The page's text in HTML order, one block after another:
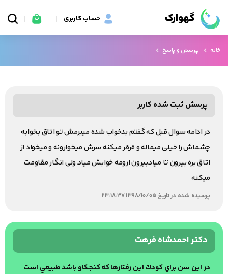
گهوارک حساب کاربری
خانه پرسش و پاسخ
پرسش ثبت شده کاربر
در ادامه سوال قبل که گفتم بدخواب شده میبرمش تو اتاق بخوابه
چشماش را خیلی میماله و قرقر میکنه سرش میخوارونه و میخواد از
اتاق بره بیرون تا میادبیرون ارومه خوابش میاد ولی انگار مقاومت
میکنه
پرسیده شده در تاریخ 1398/10/05 23:18:37
دکتر احمدشاه فرهت
در اين سن براي كودك اين رفتارها كه كنجكاو باشد طبيعي است